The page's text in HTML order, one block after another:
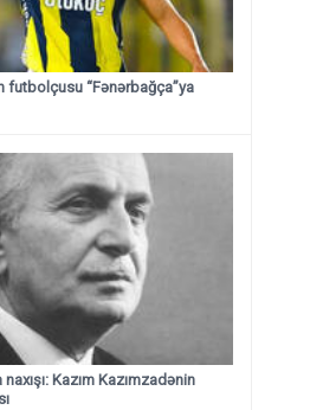
futbolçusu “Fənərbağça”ya
Kazım Kazımzadənin